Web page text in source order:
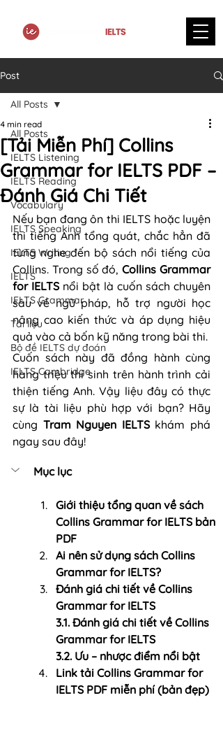
Post
All Posts
IELTS Listening
IELTS Reading
Vocabulary
IELTS Speaking
IELTS Writing
IELTS
IELTS Grammar
Tài liệu
Bộ đề IELTS dự đoán
IELTS Cambridge
All Posts
[Tải Miễn Phí] Collins
Grammar for IELTS PDF –
Đánh Giá Chi Tiết
4 min read
Nếu bạn đang ôn thi IELTS hoặc luyện
thi tiếng Anh tổng quát, chắc hẳn đã
từng nghe đến bộ sách nổi tiếng của
Collins. Trong số đó, Collins Grammar
for IELTS nổi bật là cuốn sách chuyên
sâu về ngữ pháp, hỗ trợ người học
nâng cao kiến thức và áp dụng hiệu
quả vào cả bốn kỹ năng trong bài thi.
Cuốn sách này đã đồng hành cùng
hàng triệu thí sinh trên hành trình cải
thiện tiếng Anh. Vậy liệu đây có thực
sự là tài liệu phù hợp với bạn? Hãy
cùng Tram Nguyen IELTS khám phá
ngay sau đây!
Mục lục
Giới thiệu tổng quan về sách
Collins Grammar for IELTS bản
PDF
Ai nên sử dụng sách Collins
Grammar for IELTS?
Đánh giá chi tiết về Collins
Grammar for IELTS
3.1. Đánh giá chi tiết về Collins
Grammar for IELTS
3.2. Ưu – nhược điểm nổi bật
Link tải Collins Grammar for
IELTS PDF miễn phí (bản đẹp)